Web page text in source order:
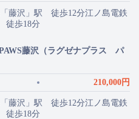
「藤沢」駅 徒歩12分江ノ島電鉄
徒歩18分
藤沢（ラグゼナプラス パ
210,000円
「藤沢」駅 徒歩12分江ノ島電鉄
徒歩18分